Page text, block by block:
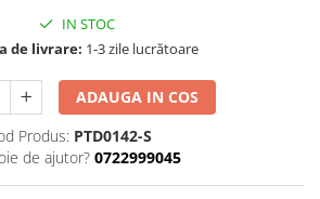
IN STOC
de livrare: 1-3 zile lucrătoare
ADAUGA IN COS
Produs: PTD0142-S
de ajutor? 0722999045